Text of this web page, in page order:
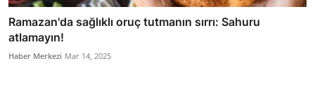
Ramazan'da sağlıklı oruç tutmanın sırrı: Sahuru
atlamayın!
Haber Merkezi Mar 14, 2025